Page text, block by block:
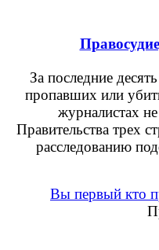
За последние
пропавших или
журналистах
Правительства трех
расследованию
Вы первый кто